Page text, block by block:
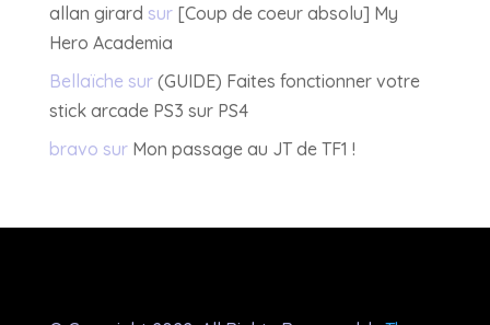
allan girard sur [Coup de coeur absolu] My
Hero Academia
Bellaïche sur (GUIDE) Faites fonctionner votre
stick arcade PS3 sur PS4
bravo sur Mon passage au JT de TF1 !